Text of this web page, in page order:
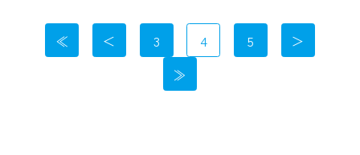
3 4 5